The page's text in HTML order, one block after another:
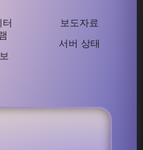
터
보도자료
서버 상태